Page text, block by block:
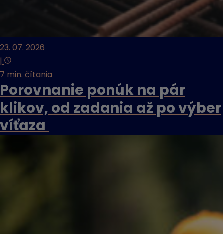
23. 07. 2026
|
7 min. čítania
Porovnanie ponúk na pár
klikov, od zadania až po výber
víťaza